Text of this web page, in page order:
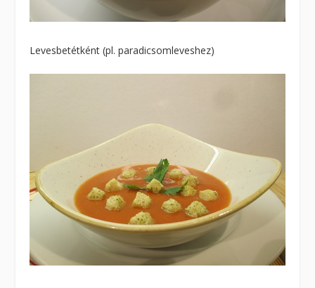
Levesbetétként (pl. paradicsomleveshez)